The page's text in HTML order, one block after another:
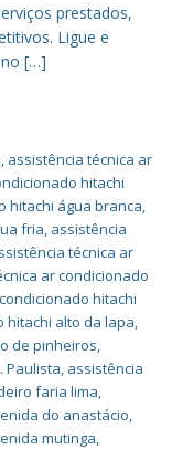
prestados,
Ligue e
no […]
, assistência técnica ar
hitachi
hitachi água branca,
fria, assistência
técnica ar
ar condicionado
hitachi
hitachi alto da lapa,
de pinheiros,
Paulista, assistência
faria lima,
do anastácio,
mutinga,